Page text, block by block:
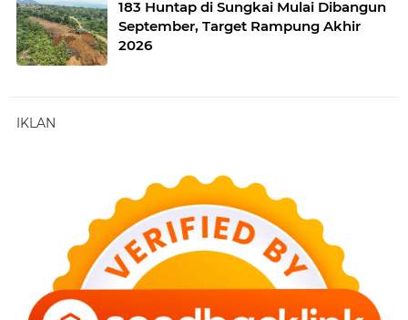
183 Huntap di Sungkai Mulai Dibangun
September, Target Rampung Akhir
2026
IKLAN